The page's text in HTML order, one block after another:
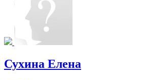
Сухина Елена